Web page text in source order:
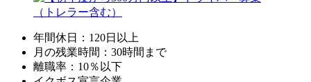
年間休日：120日以上
月の残業時間：30時間まで
離職率：10％以下